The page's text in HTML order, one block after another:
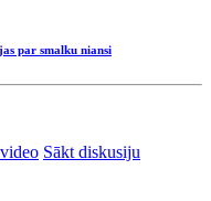
par smalku niansi
Sākt diskusiju